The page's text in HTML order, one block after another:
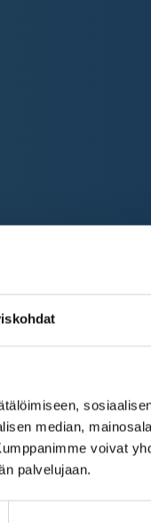
median,
voivat
palvelujaan.
Kirjaudu